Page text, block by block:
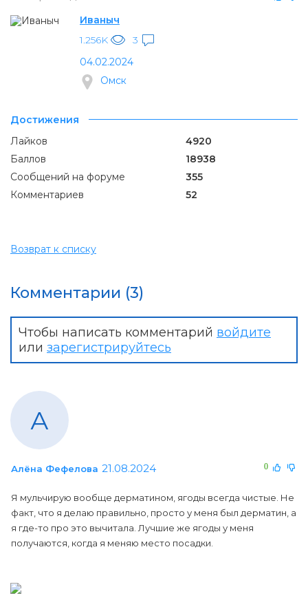
Иваныч
1.256K
3
04.02.2024
Омск
Достижения
Лайков
4920
Баллов
18938
Сообщений на форуме
355
Комментариев
52
Возврат к списку
Комментарии (3)
Чтобы написать комментарий войдите
или зарегистрируйтесь
А
0
Алёна Фефелова 21.08.2024
Я мульчирую вообще дерматином, ягоды всегда чистые. Не
факт, что я делаю правильно, просто у меня был дерматин, а
я где-то про это вычитала. Лучшие же ягоды у меня
получаются, когда я меняю место посадки.